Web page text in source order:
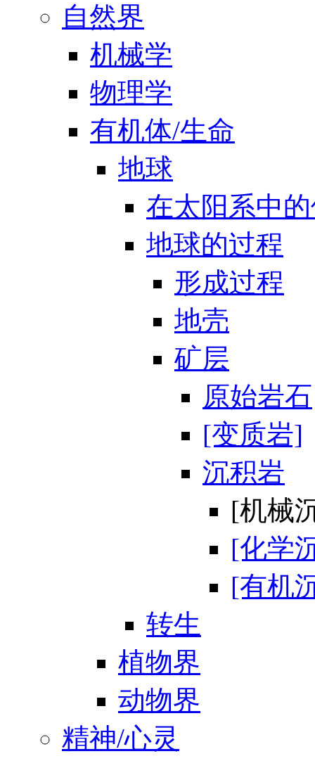
自然界
机械学
物理学
有机体/生命
地球
在太阳系中
地球的过程
形成过程
地壳
矿层
原始岩石
[变质岩]
沉积岩
[机械
[化学
[有机
转生
植物界
动物界
精神/心灵